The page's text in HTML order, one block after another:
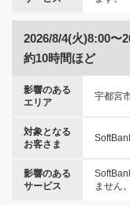
2026/8/4(火)8:00〜
約10時間ほど
影響のある
エリア
宇都宮
対象となる
お客さま
影響のある
サービス
ません。